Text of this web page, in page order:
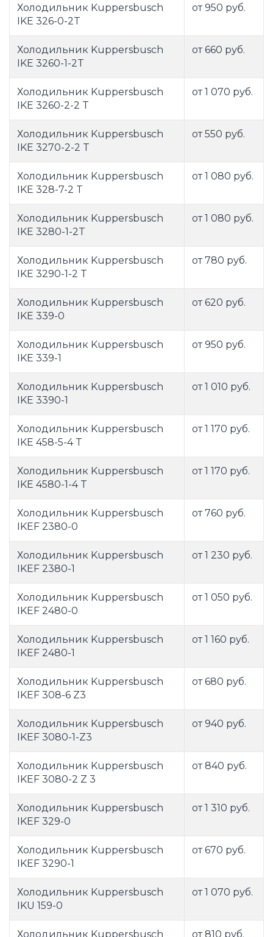
Холодильник Kuppersbusch
IKE 326-0-2T
от 950 руб.
Холодильник Kuppersbusch
IKE 3260-1-2T
от 660 руб.
Холодильник Kuppersbusch
IKE 3260-2-2 T
от 1 070 руб.
Холодильник Kuppersbusch
IKE 3270-2-2 T
от 550 руб.
Холодильник Kuppersbusch
IKE 328-7-2 T
от 1 080 руб.
Холодильник Kuppersbusch
IKE 3280-1-2T
от 1 080 руб.
Холодильник Kuppersbusch
IKE 3290-1-2 T
от 780 руб.
Холодильник Kuppersbusch
IKE 339-0
от 620 руб.
Холодильник Kuppersbusch
IKE 339-1
от 950 руб.
Холодильник Kuppersbusch
IKE 3390-1
от 1 010 руб.
Холодильник Kuppersbusch
IKE 458-5-4 T
от 1 170 руб.
Холодильник Kuppersbusch
IKE 4580-1-4 T
от 1 170 руб.
Холодильник Kuppersbusch
IKEF 2380-0
от 760 руб.
Холодильник Kuppersbusch
IKEF 2380-1
от 1 230 руб.
Холодильник Kuppersbusch
IKEF 2480-0
от 1 050 руб.
Холодильник Kuppersbusch
IKEF 2480-1
от 1 160 руб.
Холодильник Kuppersbusch
IKEF 308-6 Z3
от 680 руб.
Холодильник Kuppersbusch
IKEF 3080-1-Z3
от 940 руб.
Холодильник Kuppersbusch
IKEF 3080-2 Z 3
от 840 руб.
Холодильник Kuppersbusch
IKEF 329-0
от 1 310 руб.
Холодильник Kuppersbusch
IKEF 3290-1
от 670 руб.
Холодильник Kuppersbusch
IKU 159-0
от 1 070 руб.
Холодильник Kuppersbusch от 810 руб.